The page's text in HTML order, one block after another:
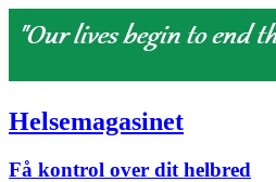
Helsemagasinet
Få kontrol over dit helbred